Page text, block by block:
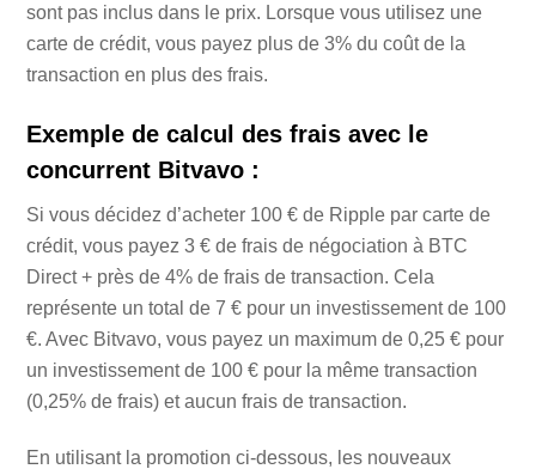
sont pas inclus dans le prix. Lorsque vous utilisez une
carte de crédit, vous payez plus de 3% du coût de la
transaction en plus des frais.
Exemple de calcul des frais avec le
concurrent Bitvavo :
Si vous décidez d’acheter 100 € de Ripple par carte de
crédit, vous payez 3 € de frais de négociation à BTC
Direct + près de 4% de frais de transaction. Cela
représente un total de 7 € pour un investissement de 100
€. Avec Bitvavo, vous payez un maximum de 0,25 € pour
un investissement de 100 € pour la même transaction
(0,25% de frais) et aucun frais de transaction.
En utilisant la promotion ci-dessous, les nouveaux